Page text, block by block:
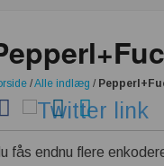
/Alle indlæg /
fås endnu flere